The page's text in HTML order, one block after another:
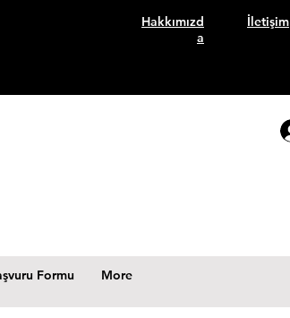
Hakkımızd
a
İletişim
Formu More